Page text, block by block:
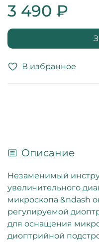
В избранное
3 490 ₽
Описание
Незаменимый
увеличительного
микроскопа &ndash
регулируемой
для оснащения
диоптрийной